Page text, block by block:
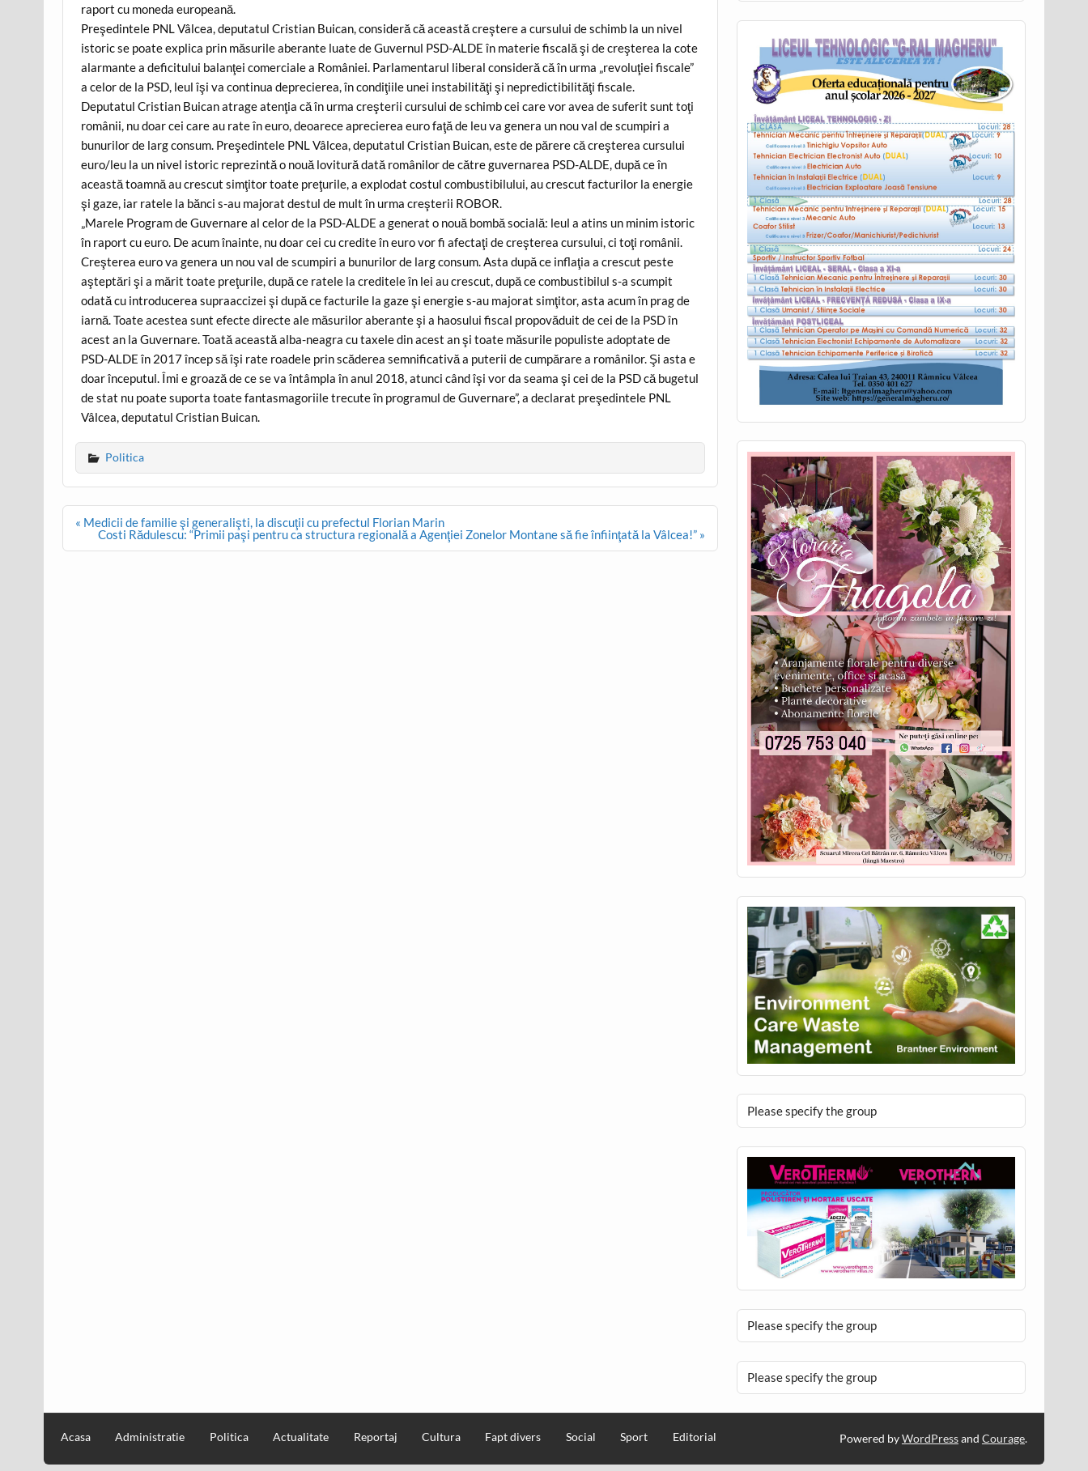
raport cu moneda europeană.
Preşedintele PNL Vâlcea, deputatul Cristian Buican, consideră că această creştere a cursului de schimb la un nivel
istoric se poate explica prin măsurile aberante luate de Guvernul PSD-ALDE în materie fiscală şi de creşterea la cote
alarmante a deficitului balanţei comerciale a României. Parlamentarul liberal consideră că în urma „revoluţiei fiscale”
a celor de la PSD, leul îşi va continua deprecierea, în condiţiile unei instabilităţi şi nepredictibilităţi fiscale.
Deputatul Cristian Buican atrage atenţia că în urma creşterii cursului de schimb cei care vor avea de suferit sunt toţi
românii, nu doar cei care au rate în euro, deoarece aprecierea euro faţă de leu va genera un nou val de scumpiri a
bunurilor de larg consum. Preşedintele PNL Vâlcea, deputatul Cristian Buican, este de părere că creşterea cursului
euro/leu la un nivel istoric reprezintă o nouă lovitură dată românilor de către guvernarea PSD-ALDE, după ce în
această toamnă au crescut simţitor toate preţurile, a explodat costul combustibilului, au crescut facturilor la energie
şi gaze, iar ratele la bănci s-au majorat destul de mult în urma creşterii ROBOR.
„Marele Program de Guvernare al celor de la PSD-ALDE a generat o nouă bombă socială: leul a atins un minim istoric
în raport cu euro. De acum înainte, nu doar cei cu credite în euro vor fi afectaţi de creşterea cursului, ci toţi românii.
Creşterea euro va genera un nou val de scumpiri a bunurilor de larg consum. Asta după ce inflaţia a crescut peste
aşteptări şi a mărit toate preţurile, după ce ratele la creditele în lei au crescut, după ce combustibilul s-a scumpit
odată cu introducerea supraaccizei şi după ce facturile la gaze şi energie s-au majorat simţitor, asta acum în prag de
iarnă. Toate acestea sunt efecte directe ale măsurilor aberante şi a haosului fiscal propovăduit de cei de la PSD în
acest an la Guvernare. Toată această alba-neagra cu taxele din acest an şi toate măsurile populiste adoptate de
PSD-ALDE în 2017 încep să îşi rate roadele prin scăderea semnificativă a puterii de cumpărare a românilor. Şi asta e
doar începutul. Îmi e groază de ce se va întâmpla în anul 2018, atunci când îşi vor da seama şi cei de la PSD că bugetul
de stat nu poate suporta toate fantasmagoriile trecute în programul de Guvernare”, a declarat preşedintele PNL
Vâlcea, deputatul Cristian Buican.
Politica
Post
navigation
« Medicii de familie şi generalişti, la discuţii cu prefectul Florian Marin
Costi Rădulescu: “Primii paşi pentru ca structura regională a Agenţiei Zonelor Montane să fie înfiinţată la Vâlcea!” »
Please specify the group
Please specify the group
Please specify the group
Acasa Administratie Politica Actualitate Reportaj Cultura Fapt divers Social Sport Editorial Powered byWordPressand Courage.